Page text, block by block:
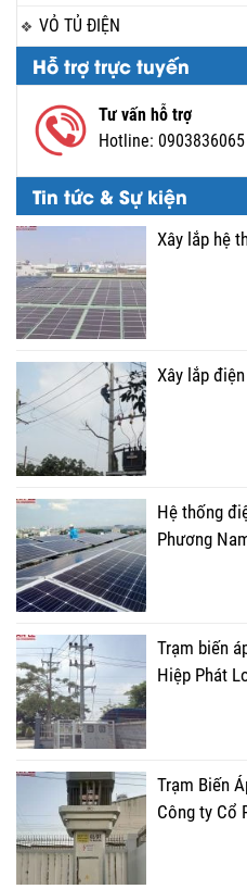
VỎ TỦ ĐIỆN
Hỗ trợ trực tuyến
Tư vấn hỗ trợ
Hotline: 0903836065
Tin tức & Sự kiện
Xây lắp hệ
Xây lắp
Hệ thống
Phương
Trạm biến
Hiệp Phát
Trạm Biến
Công ty Cổ